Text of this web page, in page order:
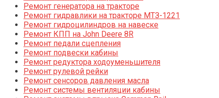
Ремонт генератора на тракторе
Ремонт гидравлики на тракторе МТЗ-1221
Ремонт гидроцилиндров на навеске
Ремонт КПП на John Deere 8R
Ремонт педали сцепления
Ремонт подвески кабины
Ремонт редуктора ходоуменьшителя
Ремонт рулевой рейки
Ремонт сенсоров давления масла
Ремонт системы вентиляции кабины